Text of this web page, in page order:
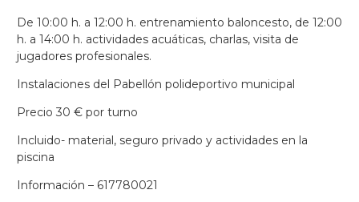
De 10:00 h. a 12:00 h. entrenamiento baloncesto, de 12:00
h. a 14:00 h. actividades acuáticas, charlas, visita de
jugadores profesionales.
Instalaciones del Pabellón polideportivo municipal
Precio 30 € por turno
Incluido- material, seguro privado y actividades en la
piscina
Información – 617780021